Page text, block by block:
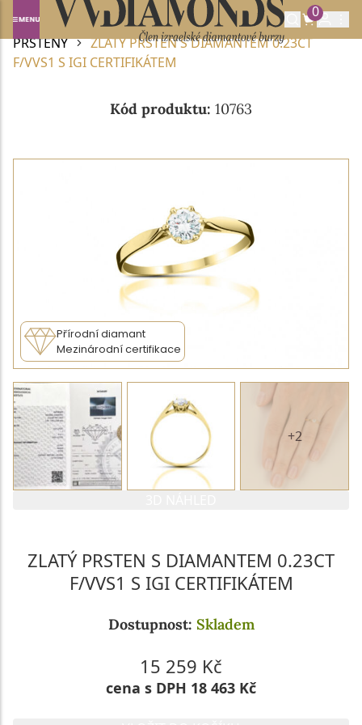
0
Domů DIAMANTOVÉ ŠPERKY
DIAMANTOVÉ
PRSTENY
ZLATÝ PRSTEN S DIAMANTEM 0.23CT
F/VVS1 S IGI CERTIFIKÁTEM
Kód produktu: 10763
Přírodní diamant
Mezinárodní certifikace
+2
ZLATÝ PRSTEN S DIAMANTEM 0.23CT
F/VVS1 S IGI CERTIFIKÁTEM
Dostupnost: Skladem
15 259 Kč
cena s DPH 18 463 Kč